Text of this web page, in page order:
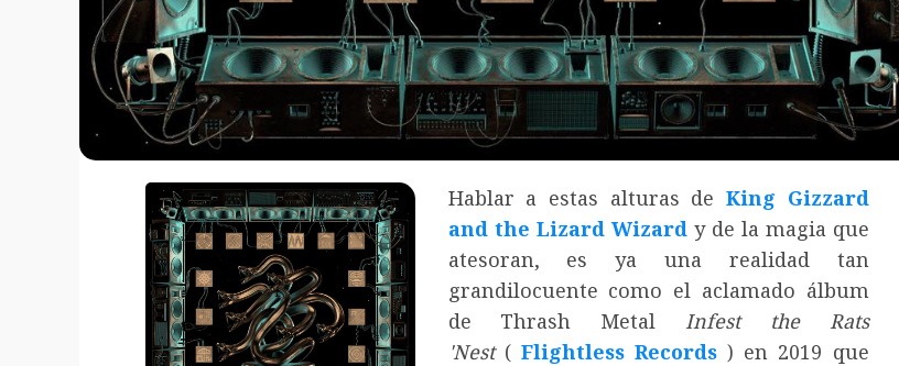
Hablar a estas alturas de King Gizzard
and the Lizard Wizard y de la magia que
atesoran, es ya una realidad tan
grandilocuente como el aclamado álbum
de Thrash Metal Infest the Rats
'Nest( Flightless Records ) en 2019 que